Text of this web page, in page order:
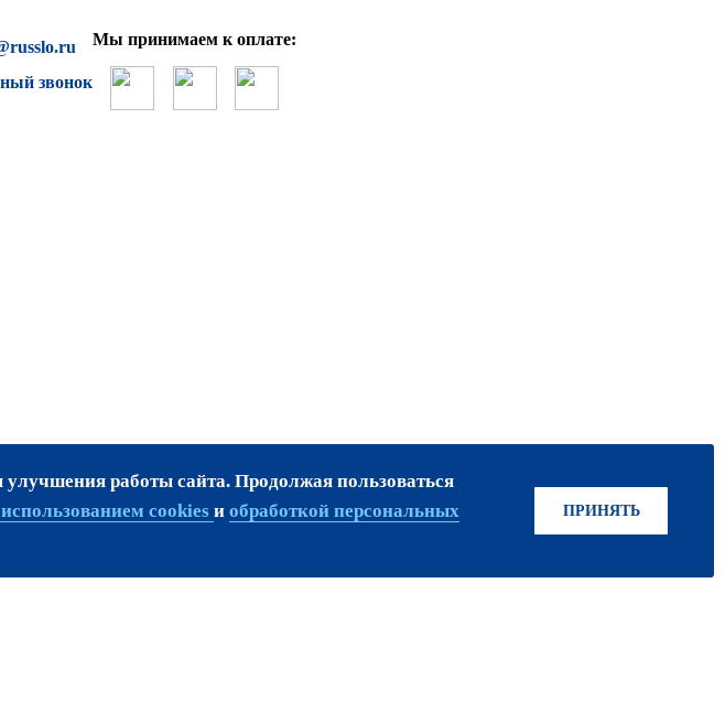
звонок
Мы принимаем к оплате:
ПРИСОЕДИНЯЙТЕСЬ!
работы сайта. Продолжая пользоваться
cookies и обработкой персональных
ПРИНЯТЬ